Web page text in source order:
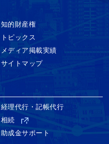
知的財産権
トピックス
メディア掲載実績
サイトマップ
経理代行・記帳代行
相続
助成金サポート